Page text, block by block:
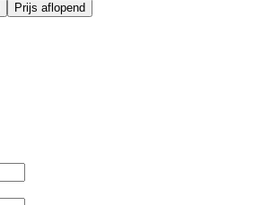
Prijs aflopend